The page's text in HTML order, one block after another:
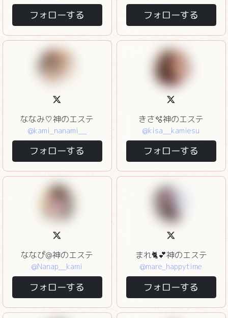
フォローする フォローする
ななみ♡神のエステ
@kami_nanami__
フォローする
きさ🫧神のエステ
@kisa__kamiesu
フォローする
ななぴ@神のエステ
@Nanap__kami
フォローする
まれ🐈💕神のエステ
@mare_happytime
フォローする